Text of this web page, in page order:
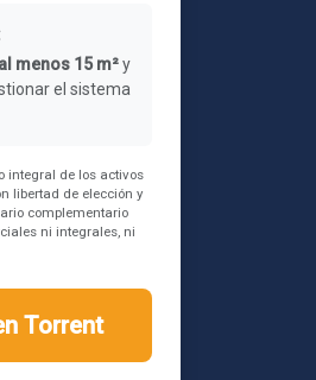
al menos 15 m²y
el sistema
integral de los activos
libertad de elección y
complementario
ni integrales, ni
Torrent